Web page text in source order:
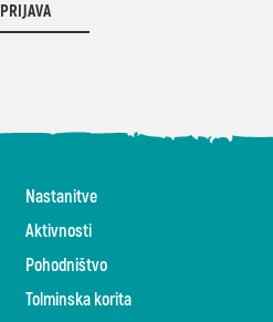
PRIJAVA
Nastanitve
Aktivnosti
Pohodništvo
Tolminska korita